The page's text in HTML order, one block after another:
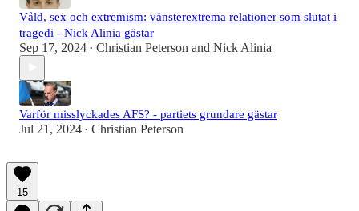
Våld, sex och extremism: vänsterextrema relationer som slutat i
tragedi - Nick Alinia gästar
Sep 17, 2024 • Christian Peterson and Nick Alinia
Varför misslyckades AFS? - partiets grundare gästar
Jul 21, 2024 • Christian Peterson
15